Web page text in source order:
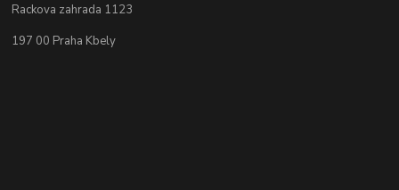
Rackova zahrada 1123
197 00 Praha Kbely